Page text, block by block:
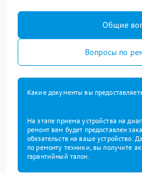
Общие
Вопросы по
Какие документы вы
На этапе приема устройства на
ремонт вам будет предоставлен
обязательств на ваше устройство.
по ремонту техники, вы получите
гарантийный талон.